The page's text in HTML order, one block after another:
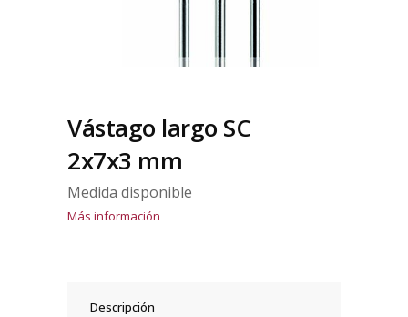
Vástago largo SC
2x7x3 mm
Medida disponible
Más información
Descripción